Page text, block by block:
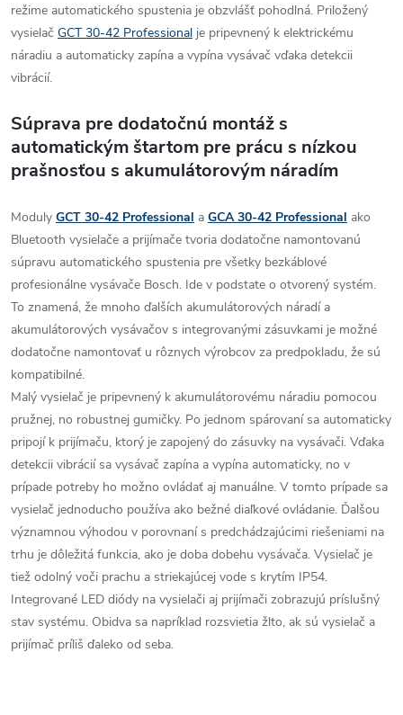
režime automatického spustenia je obzvlášť pohodlná. Priložený
vysielač GCT 30-42 Professional je pripevnený k elektrickému
náradiu a automaticky zapína a vypína vysávač vďaka detekcii
vibrácií.
Súprava pre dodatočnú montáž s
automatickým štartom pre prácu s nízkou
prašnosťou s akumulátorovým náradím
Moduly GCT 30-42 Professional a GCA 30-42 Professional ako
Bluetooth vysielače a prijímače tvoria dodatočne namontovanú
súpravu automatického spustenia pre všetky bezkáblové
profesionálne vysávače Bosch. Ide v podstate o otvorený systém.
To znamená, že mnoho ďalších akumulátorových náradí a
akumulátorových vysávačov s integrovanými zásuvkami je možné
dodatočne namontovať u rôznych výrobcov za predpokladu, že sú
kompatibilné.
Malý vysielač je pripevnený k akumulátorovému náradiu pomocou
pružnej, no robustnej gumičky. Po jednom spárovaní sa automaticky
pripojí k prijímaču, ktorý je zapojený do zásuvky na vysávači. Vďaka
detekcii vibrácií sa vysávač zapína a vypína automaticky, no v
prípade potreby ho možno ovládať aj manuálne. V tomto prípade sa
vysielač jednoducho používa ako bežné diaľkové ovládanie. Ďalšou
významnou výhodou v porovnaní s predchádzajúcimi riešeniami na
trhu je dôležitá funkcia, ako je doba dobehu vysávača. Vysielač je
tiež odolný voči prachu a striekajúcej vode s krytím IP54.
Integrované LED diódy na vysielači aj prijímači zobrazujú príslušný
stav systému. Obidva sa napríklad rozsvietia žlto, ak sú vysielač a
prijímač príliš ďaleko od seba.